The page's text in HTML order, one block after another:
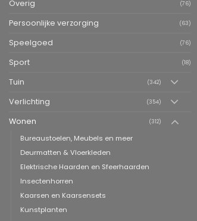
Overig (76)
Persoonlijke verzorging (63)
Speelgoed (76)
Sport (18)
Tuin (342)
Verlichting (354)
Wonen (312)
Bureaustoelen, Meubels en meer
Deurmatten & Vloerkleden
Elektrische Haarden en Sfeerhaarden
Insectenhorren
Kaarsen en Kaarsensets
Kunstplanten